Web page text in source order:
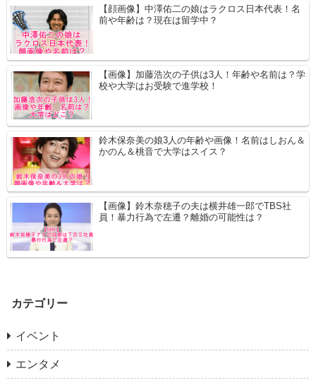
【顔画像】中澤佑二の娘はラクロス日本代表！名
前や年齢は？現在は留学中？
【画像】加藤浩次の子供は3人！年齢や名前は？学
校や大学はお受験で進学校！
鈴木保奈美の娘3人の年齢や画像！名前はしおん＆
かのん＆桃音で大学はスイス？
【画像】鈴木奈穂子の夫は横井雄一郎でTBS社
員！暴力行為で左遷？離婚の可能性は？
カテゴリー
イベント
エンタメ